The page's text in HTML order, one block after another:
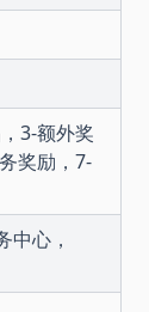
3-额外奖
奖励，7-
心，